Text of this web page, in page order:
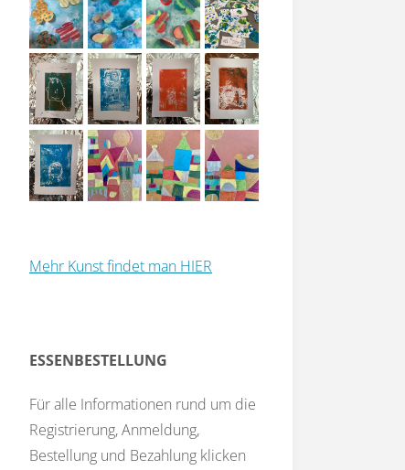
Mehr Kunst findet man HIER
ESSENBESTELLUNG
Für alle Informationen rund um die
Registrierung, Anmeldung,
Bestellung und Bezahlung klicken